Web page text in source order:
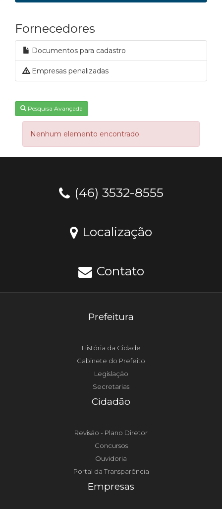
Fornecedores
Documentos para cadastro
Empresas penalizadas
Pesquisa Avançada
Nenhum elemento encontrado.
(46) 3532-8555
Localização
Contato
Prefeitura
História da Cidade
Gabinete do Prefeito
Legislação
Secretarias
Cidadão
Revisão - Plano Diretor
Concursos
Ouvidoria
Portal da Transparência
Empresas